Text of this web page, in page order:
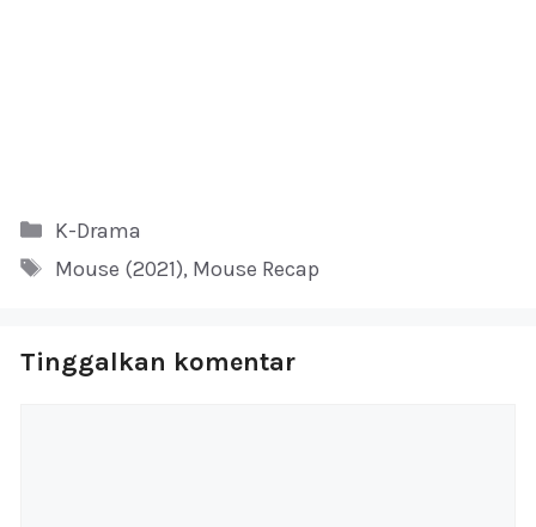
Kategori
K-Drama
Tag
Mouse (2021), Mouse Recap
Tinggalkan komentar